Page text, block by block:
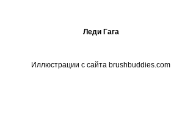
Леди Гага
Иллюстрации с сайта brushbuddies.com